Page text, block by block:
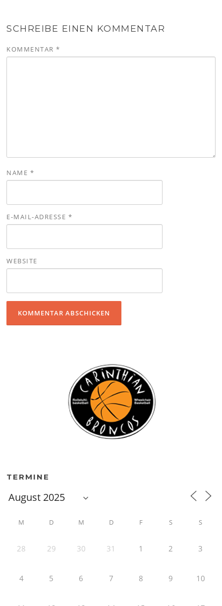
SCHREIBE EINEN KOMMENTAR
KOMMENTAR*
NAME *
E-MAIL-ADRESSE *
WEBSITE
TERMINE
M D M D F S S
28 29 30 31 1 2 3
4 5 6 7 8 9 10